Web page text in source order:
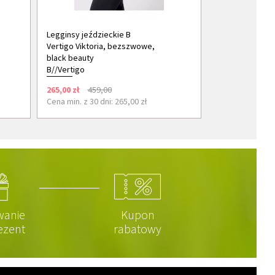
Legginsy jeździeckie B
Vertigo Viktoria, bezszwowe,
black beauty
B//Vertigo
265,00 zł
459,00
Cena min. z 30 dni: 265,00 zł
Kupon
rabatowy